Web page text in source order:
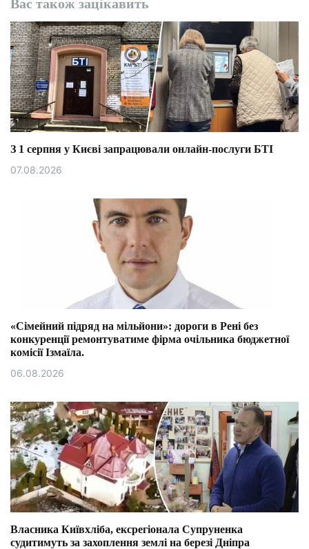
Вас також зацікавить
З 1 серпня у Києві запрацювали онлайн-послуги БТІ
07.08.2026
«Сімейний підряд на мільйони»: дороги в Рені без
конкуренції ремонтуватиме фірма очільника бюджетної
комісії Ізмаїла.
06.08.2026
Власника Київхліба, ексрегіонала Супруненка
судитимуть за захоплення землі на березі Дніпра